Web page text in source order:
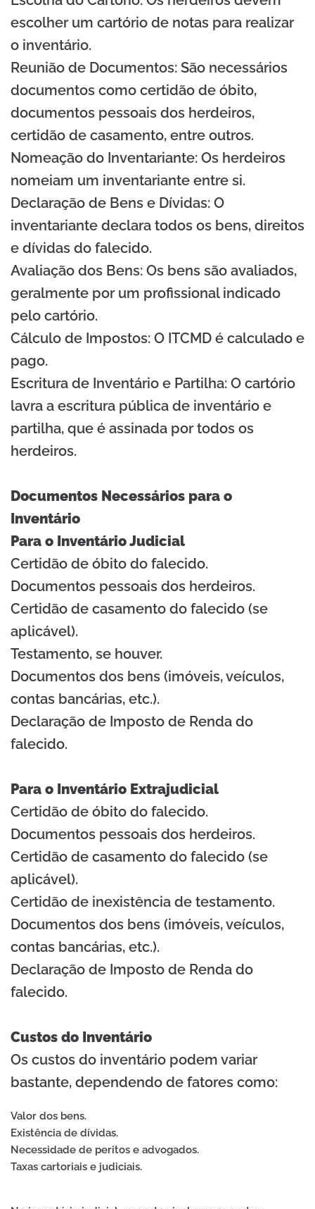
escolher um cartório de notas para realizar
o inventário.
Reunião de Documentos: São necessários
documentos como certidão de óbito,
documentos pessoais dos herdeiros,
certidão de casamento, entre outros.
Nomeação do Inventariante: Os herdeiros
nomeiam um inventariante entre si.
Declaração de Bens e Dívidas: O
inventariante declara todos os bens, direitos
e dívidas do falecido.
Avaliação dos Bens: Os bens são avaliados,
geralmente por um profissional indicado
pelo cartório.
Cálculo de Impostos: O ITCMD é calculado e
pago.
Escritura de Inventário e Partilha: O cartório
lavra a escritura pública de inventário e
partilha, que é assinada por todos os
herdeiros.
Documentos Necessários para o
Inventário
Para o Inventário Judicial
Certidão de óbito do falecido.
Documentos pessoais dos herdeiros.
Certidão de casamento do falecido (se
aplicável).
Testamento, se houver.
Documentos dos bens (imóveis, veículos,
contas bancárias, etc.).
Declaração de Imposto de Renda do
falecido.
Para o Inventário Extrajudicial
Certidão de óbito do falecido.
Documentos pessoais dos herdeiros.
Certidão de casamento do falecido (se
aplicável).
Certidão de inexistência de testamento.
Documentos dos bens (imóveis, veículos,
contas bancárias, etc.).
Declaração de Imposto de Renda do
falecido.
Custos do Inventário
Os custos do inventário podem variar
bastante, dependendo de fatores como:
Valor dos bens.
Existência de dívidas.
Necessidade de peritos e advogados.
Taxas cartoriais e judiciais.